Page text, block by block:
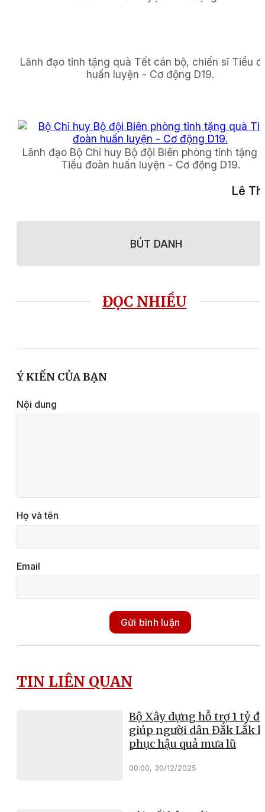
Lãnh đạo tỉnh tặng quà Tết cán bộ, chiến sĩ Tiểu
huấn luyện - Cơ động D19.
Lãnh đạo Bộ Chỉ huy Bộ đội Biên phòng tỉnh tặng
Tiểu đoàn huấn luyện - Cơ động D19.
Lê
BÚT DANH
ĐỌC NHIỀU
Ý KIẾN CỦA BẠN
Nội dung
Họ và tên
Email
Gửi bình luận
TIN LIÊN QUAN
Bộ Xây dựng hỗ trợ 1 tỷ
giúp người dân Đắk Lắk
phục hậu quả mưa lũ
00:00, 30/12/2025